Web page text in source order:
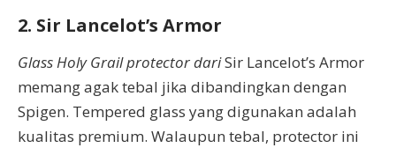
2. Sir Lancelot’s Armor
Glass Holy Grail protectordariSir Lancelot’s Armor
memang agak tebal jika dibandingkan dengan
Spigen. Tempered glass yang digunakan adalah
kualitas premium. Walaupun tebal, protector ini